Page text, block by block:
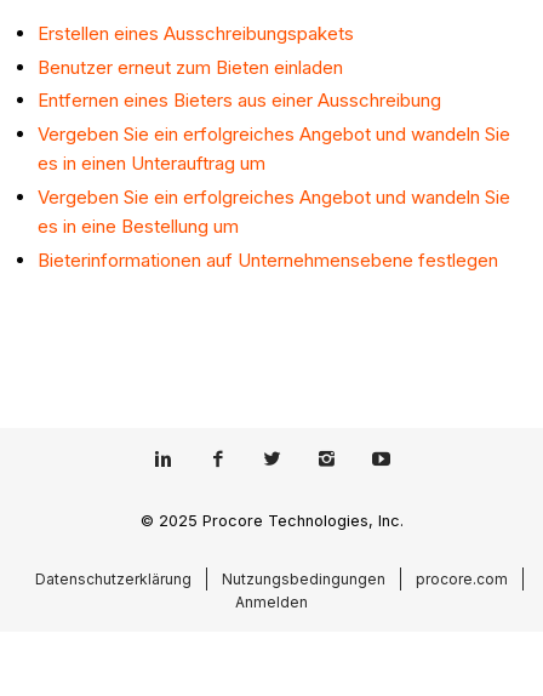
Erstellen eines Ausschreibungspakets
Benutzer erneut zum Bieten einladen
Entfernen eines Bieters aus einer Ausschreibung
Vergeben Sie ein erfolgreiches Angebot und wandeln Sie
es in einen Unterauftrag um
Vergeben Sie ein erfolgreiches Angebot und wandeln Sie
es in eine Bestellung um
Bieterinformationen auf Unternehmensebene festlegen
© 2025 Procore Technologies, Inc.
Datenschutzerklärung Nutzungsbedingungen
procore.com
Anmelden